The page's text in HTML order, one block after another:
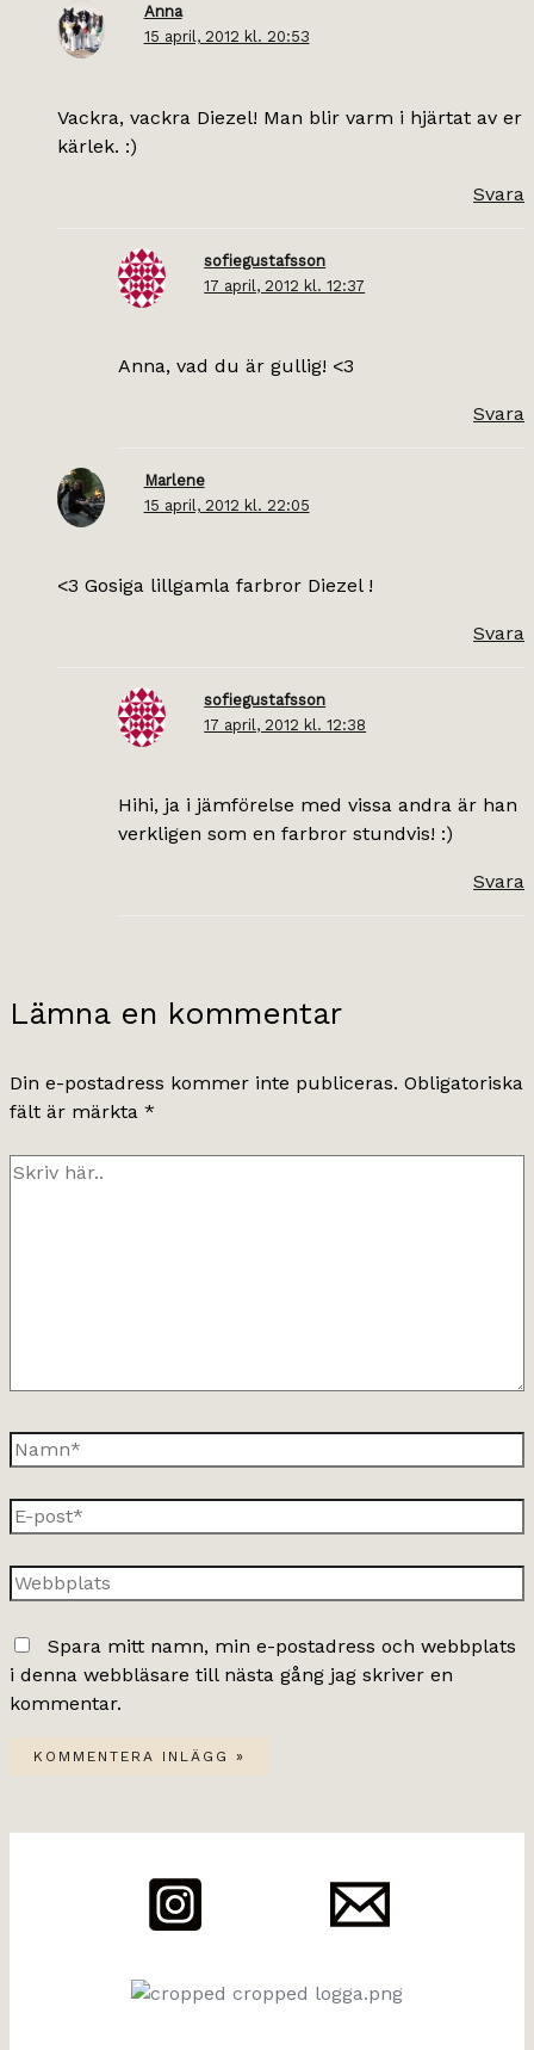
Anna
15 april, 2012 kl. 20:53
Vackra, vackra Diezel! Man blir varm i hjärtat av er
kärlek. :)
Svara
sofiegustafsson
17 april, 2012 kl. 12:37
Anna, vad du är gullig! <3
Svara
Marlene
15 april, 2012 kl. 22:05
<3 Gosiga lillgamla farbror Diezel !
Svara
sofiegustafsson
17 april, 2012 kl. 12:38
Hihi, ja i jämförelse med vissa andra är han
verkligen som en farbror stundvis! :)
Svara
Lämna en kommentar
Din e-postadress kommer inte publiceras. Obligatoriska
fält är märkta *
Skriv
Namn*
E-
post*
Webbplats
Spara mitt namn, min e-postadress och webbplats
i denna webbläsare till nästa gång jag skriver en
kommentar.